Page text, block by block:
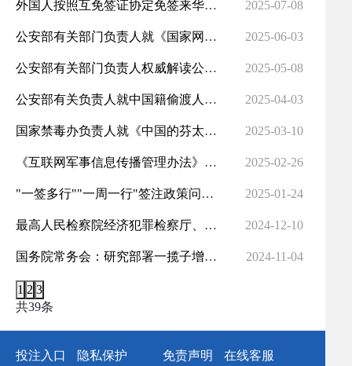
外国人按照互免签证协定免签来华有关问题的答问口径 2025-07-08
公安部有关部门负责人就《国家网络身份认证公共服务管理办法》答记者问 2025-06-03
公安部有关部门负责人权威解读公安机关资金分析鉴定工作程序规定—— "金析为证"有效提升公安机关新质... 2025-05-08
公安部有关负责人就中国籍偷渡人员从泰国被遣返回国答记者问 2025-04-03
国家禁毒办负责人就《中国的芬太尼类物质管控》白皮书发表谈话 2025-03-10
《互联网军事信息传播管理办法》答记者问 2025-02-26
"一签多行""一周一行"签注政策问与答 2025-01-24
最高人民检察院经济犯罪检察厅、公安部刑事侦查局有关负责人就 联合挂牌督办第四批特大跨境电信网络诈骗... 2024-12-10
国务院常务会：研究部署一揽子增量政策落实！ 2024-11-04
1 2 3
共39条
投注入口 隐私保护 免责声明 在线客服